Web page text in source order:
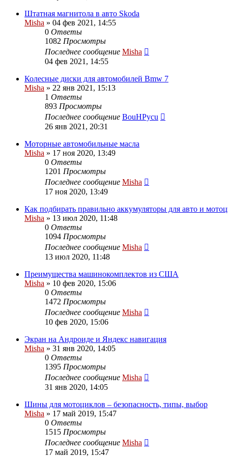
Штатная магнитола в авто Skoda
Misha » 04 фев 2021, 14:55
0 Ответы
1082 Просмотры
Последнее сообщение Misha
04 фев 2021, 14:55
Колесные диски для автомобилей Bmw 7
Misha » 22 янв 2021, 15:13
1 Ответы
893 Просмотры
Последнее сообщение BouHPycu
26 янв 2021, 20:31
Моторные автомобильные масла
Misha » 17 ноя 2020, 13:49
0 Ответы
1201 Просмотры
Последнее сообщение Misha
17 ноя 2020, 13:49
Как подбирать правильно аккумуляторы для авто и
Misha » 13 июл 2020, 11:48
0 Ответы
1094 Просмотры
Последнее сообщение Misha
13 июл 2020, 11:48
Преимущества машинокомплектов из США
Misha » 10 фев 2020, 15:06
0 Ответы
1472 Просмотры
Последнее сообщение Misha
10 фев 2020, 15:06
Экран на Андроиде и Яндекс навигация
Misha » 31 янв 2020, 14:05
0 Ответы
1395 Просмотры
Последнее сообщение Misha
31 янв 2020, 14:05
Шины для мотоциклов – безопасность, типы, выбор
Misha » 17 май 2019, 15:47
0 Ответы
1515 Просмотры
Последнее сообщение Misha
17 май 2019, 15:47